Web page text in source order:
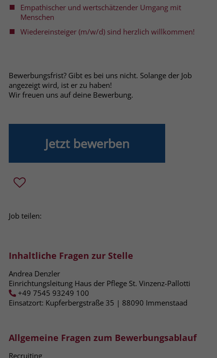
Empathischer und wertschätzender Umgang mit
Menschen
Wiedereinsteiger (m/w/d) sind herzlich willkommen!
Bewerbungsfrist? Gibt es bei uns nicht. Solange der Job
angezeigt wird, ist er zu haben!
Wir freuen uns auf deine Bewerbung.
Jetzt bewerben
Job teilen:
Inhaltliche Fragen zur Stelle
Andrea Denzler
Einrichtungsleitung Haus der Pflege St. Vinzenz-Pallotti
+49 7545 93249 100
Einsatzort: Kupferbergstraße 35 | 88090​ Immenstaad
Allgemeine Fragen zum Bewerbungsablauf
Recruiting
Anbieter Google Ads
Laufzeit 90 Tage
Zweck
Werbeanzeige auf die Website gelangt.
Es enthält Informationen darüber,
welche Werbeanzeige geklickt wurde,
Anbieter
Cookie ist ein Erstanbieter-Cookie, d. h.
Cookie verfolgt die Besuche eines
Nutzers auf verschiedenen Websites
und meldet dieses Verhalten an
Nutzer besser zu verstehen und